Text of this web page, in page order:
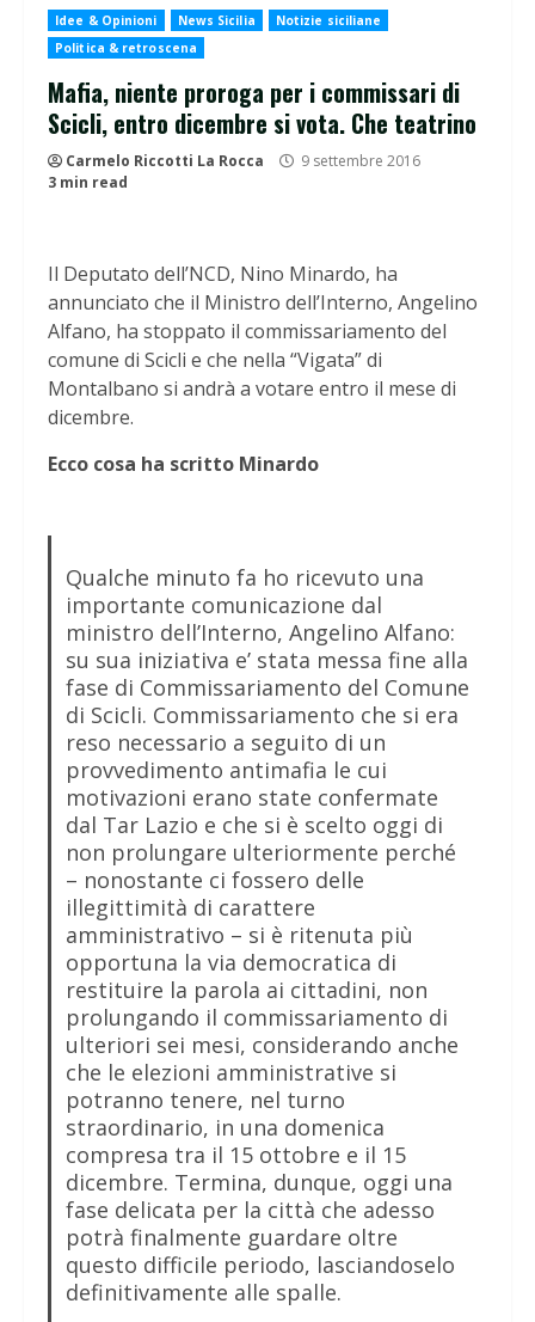
Idee & Opinioni News Sicilia
Notizie siciliane
Politica & retroscena
Mafia, niente proroga per i commissari di
Scicli, entro dicembre si vota. Che teatrino
Carmelo Riccotti La Rocca
9 settembre 2016
3 min read
Il Deputato dell’NCD, Nino Minardo, ha
annunciato che il Ministro dell’Interno, Angelino
Alfano, ha stoppato il commissariamento del
comune di Scicli e che nella “Vigata” di
Montalbano si andrà a votare entro il mese di
dicembre.
Ecco cosa ha scritto Minardo
Qualche minuto fa ho ricevuto una
importante comunicazione dal
ministro dell’Interno, Angelino Alfano:
su sua iniziativa e’ stata messa fine alla
fase di Commissariamento del Comune
di Scicli. Commissariamento che si era
reso necessario a seguito di un
provvedimento antimafia le cui
motivazioni erano state confermate
dal Tar Lazio e che si è scelto oggi di
non prolungare ulteriormente perché
– nonostante ci fossero delle
illegittimità di carattere
amministrativo – si è ritenuta più
opportuna la via democratica di
restituire la parola ai cittadini, non
prolungando il commissariamento di
ulteriori sei mesi, considerando anche
che le elezioni amministrative si
potranno tenere, nel turno
straordinario, in una domenica
compresa tra il 15 ottobre e il 15
dicembre. Termina, dunque, oggi una
fase delicata per la città che adesso
potrà finalmente guardare oltre
questo difficile periodo, lasciandoselo
definitivamente alle spalle.